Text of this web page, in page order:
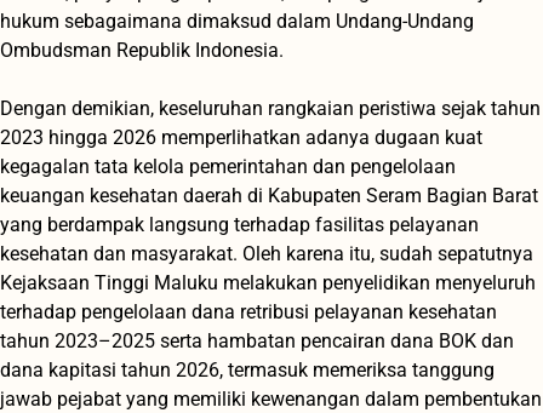
hukum sebagaimana dimaksud dalam Undang-Undang
Ombudsman Republik Indonesia.
‎Dengan demikian, keseluruhan rangkaian peristiwa sejak tahun
2023 hingga 2026 memperlihatkan adanya dugaan kuat
kegagalan tata kelola pemerintahan dan pengelolaan
keuangan kesehatan daerah di Kabupaten Seram Bagian Barat
yang berdampak langsung terhadap fasilitas pelayanan
kesehatan dan masyarakat. Oleh karena itu, sudah sepatutnya
Kejaksaan Tinggi Maluku melakukan penyelidikan menyeluruh
terhadap pengelolaan dana retribusi pelayanan kesehatan
tahun 2023–2025 serta hambatan pencairan dana BOK dan
dana kapitasi tahun 2026, termasuk memeriksa tanggung
jawab pejabat yang memiliki kewenangan dalam pembentukan